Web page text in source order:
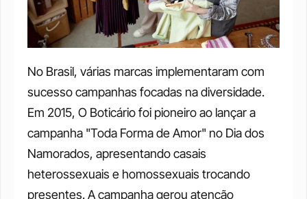
No Brasil, várias marcas implementaram com
sucesso campanhas focadas na diversidade.
Em 2015, O Boticário foi pioneiro ao lançar a
campanha "Toda Forma de Amor" no Dia dos
Namorados, apresentando casais
heterossexuais e homossexuais trocando
presentes. A campanha gerou atenção